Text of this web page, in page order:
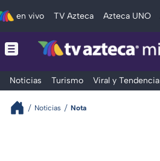
en vivo TV Azteca Azteca UNO
Noticias Turismo Viral y Tendencia
Noticias Nota